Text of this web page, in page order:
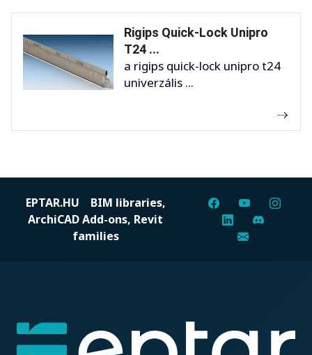
Rigips Quick-Lock Unipro
T24 ...
a rigips quick-lock unipro t24
univerzális ...
EPTAR.HU BIM libraries,
ArchiCAD Add-ons, Revit
families